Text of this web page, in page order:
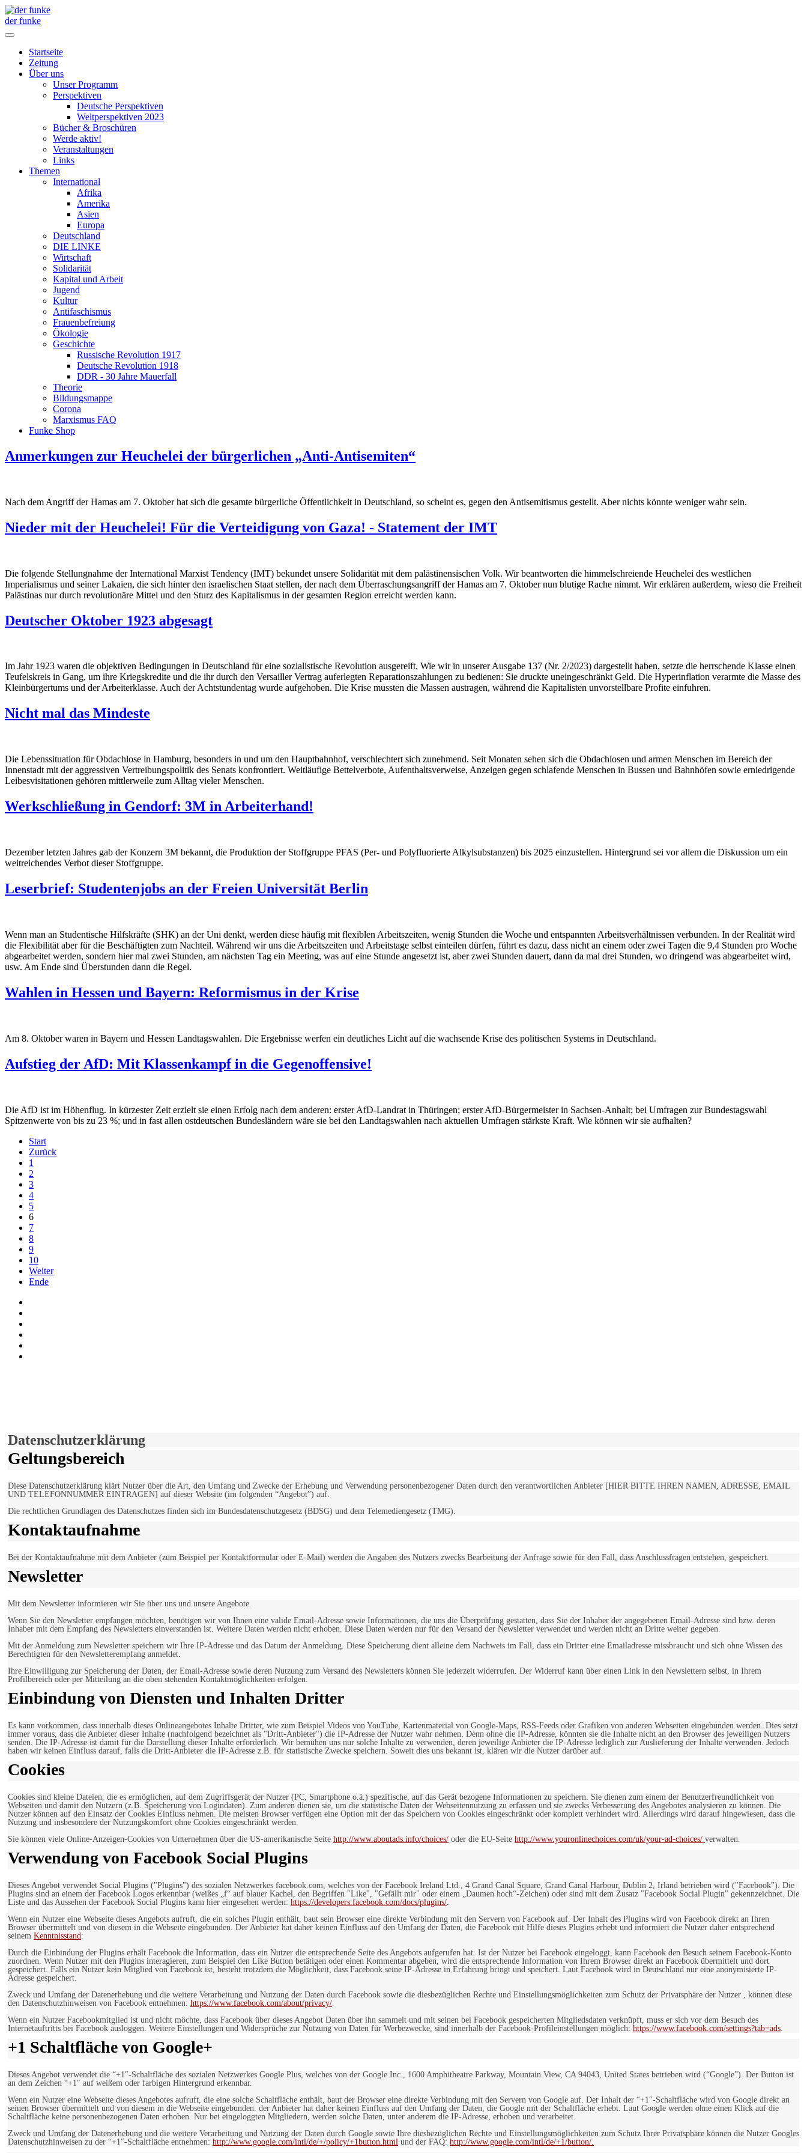
der funke
Startseite
Zeitung
Über uns
Unser Programm
Perspektiven
Deutsche Perspektiven
Weltperspektiven 2023
Bücher & Broschüren
Werde aktiv!
Veranstaltungen
Links
Themen
International
Afrika
Amerika
Asien
Europa
Deutschland
DIE LINKE
Wirtschaft
Solidarität
Kapital und Arbeit
Jugend
Kultur
Antifaschismus
Frauenbefreiung
Ökologie
Geschichte
Russische Revolution 1917
Deutsche Revolution 1918
DDR - 30 Jahre Mauerfall
Theorie
Bildungsmappe
Corona
Marxismus FAQ
Funke Shop
Anmerkungen zur Heuchelei der bürgerlichen „Anti-Antisemiten“
Nach dem Angriff der Hamas am 7. Oktober hat sich die gesamte bürgerliche Öffentlichkeit in Deutschland, so scheint es, gegen den Antisemitismus gestellt. Aber nichts könnte weniger wahr sein.
Nieder mit der Heuchelei! Für die Verteidigung von Gaza! - Statement der IMT
Die folgende Stellungnahme der International Marxist Tendency (IMT) bekundet unsere Solidarität mit dem palästinensischen Volk. Wir beantworten die himmelschreiende Heuchelei des westlichen
Imperialismus und seiner Lakaien, die sich hinter den israelischen Staat stellen, der nach dem Überraschungsangriff der Hamas am 7. Oktober nun blutige Rache nimmt. Wir erklären außerdem, wieso die Freiheit
Palästinas nur durch revolutionäre Mittel und den Sturz des Kapitalismus in der gesamten Region erreicht werden kann.
Deutscher Oktober 1923 abgesagt
Im Jahr 1923 waren die objektiven Bedingungen in Deutschland für eine sozialistische Revolution ausgereift. Wie wir in unserer Ausgabe 137 (Nr. 2/2023) dargestellt haben, setzte die herrschende Klasse einen
Teufelskreis in Gang, um ihre Kriegskredite und die ihr durch den Versailler Vertrag auferlegten Reparationszahlungen zu bedienen: Sie druckte uneingeschränkt Geld. Die Hyperinflation verarmte die Masse des
Kleinbürgertums und der Arbeiterklasse. Auch der Achtstundentag wurde aufgehoben. Die Krise mussten die Massen austragen, während die Kapitalisten unvorstellbare Profite einfuhren.
Nicht mal das Mindeste
Die Lebenssituation für Obdachlose in Hamburg, besonders in und um den Hauptbahnhof, verschlechtert sich zunehmend. Seit Monaten sehen sich die Obdachlosen und armen Menschen im Bereich der
Innenstadt mit der aggressiven Vertreibungspolitik des Senats konfrontiert. Weitläufige Bettelverbote, Aufenthaltsverweise, Anzeigen gegen schlafende Menschen in Bussen und Bahnhöfen sowie erniedrigende
Leibesvisitationen gehören mittlerweile zum Alltag vieler Menschen.
Werkschließung in Gendorf: 3M in Arbeiterhand!
Dezember letzten Jahres gab der Konzern 3M bekannt, die Produktion der Stoffgruppe PFAS (Per- und Polyfluorierte Alkylsubstanzen) bis 2025 einzustellen. Hintergrund sei vor allem die Diskussion um ein
weitreichendes Verbot dieser Stoffgruppe.
Leserbrief: Studentenjobs an der Freien Universität Berlin
Wenn man an Studentische Hilfskräfte (SHK) an der Uni denkt, werden diese häufig mit flexiblen Arbeitszeiten, wenig Stunden die Woche und entspannten Arbeitsverhältnissen verbunden. In der Realität wird
die Flexibilität aber für die Beschäftigten zum Nachteil. Während wir uns die Arbeitszeiten und Arbeitstage selbst einteilen dürfen, führt es dazu, dass nicht an einem oder zwei Tagen die 9,4 Stunden pro Woche
abgearbeitet werden, sondern hier mal zwei Stunden, am nächsten Tag ein Meeting, was auf eine Stunde angesetzt ist, aber zwei Stunden dauert, dann da mal drei Stunden, wo dringend was abgearbeitet wird,
usw. Am Ende sind Überstunden dann die Regel.
Wahlen in Hessen und Bayern: Reformismus in der Krise
Am 8. Oktober waren in Bayern und Hessen Landtagswahlen. Die Ergebnisse werfen ein deutliches Licht auf die wachsende Krise des politischen Systems in Deutschland.
Aufstieg der AfD: Mit Klassenkampf in die Gegenoffensive!
Die AfD ist im Höhenflug. In kürzester Zeit erzielt sie einen Erfolg nach dem anderen: erster AfD-Landrat in Thüringen; erster AfD-Bürgermeister in Sachsen-Anhalt; bei Umfragen zur Bundestagswahl
Spitzenwerte von bis zu 23 %; und in fast allen ostdeutschen Bundesländern wäre sie bei den Landtagswahlen nach aktuellen Umfragen stärkste Kraft. Wie können wir sie aufhalten?
Start
Zurück
1
2
3
4
5
6
7
8
9
10
Weiter
Ende
Datenschutzerklärung
Geltungsbereich
Diese Datenschutzerklärung klärt Nutzer über die Art, den Umfang und Zwecke der Erhebung und Verwendung personenbezogener Daten durch den verantwortlichen Anbieter [HIER BITTE IHREN NAMEN, ADRESSE, EMAIL
UND TELEFONNUMMER EINTRAGEN] auf dieser Website (im folgenden “Angebot”) auf.
Die rechtlichen Grundlagen des Datenschutzes finden sich im Bundesdatenschutzgesetz (BDSG) und dem Telemediengesetz (TMG).
Kontaktaufnahme
Bei der Kontaktaufnahme mit dem Anbieter (zum Beispiel per Kontaktformular oder E-Mail) werden die Angaben des Nutzers zwecks Bearbeitung der Anfrage sowie für den Fall, dass Anschlussfragen entstehen, gespeichert.
Newsletter
Mit dem Newsletter informieren wir Sie über uns und unsere Angebote.
Wenn Sie den Newsletter empfangen möchten, benötigen wir von Ihnen eine valide Email-Adresse sowie Informationen, die uns die Überprüfung gestatten, dass Sie der Inhaber der angegebenen Email-Adresse sind bzw. deren
Inhaber mit dem Empfang des Newsletters einverstanden ist. Weitere Daten werden nicht erhoben. Diese Daten werden nur für den Versand der Newsletter verwendet und werden nicht an Dritte weiter gegeben.
Mit der Anmeldung zum Newsletter speichern wir Ihre IP-Adresse und das Datum der Anmeldung. Diese Speicherung dient alleine dem Nachweis im Fall, dass ein Dritter eine Emailadresse missbraucht und sich ohne Wissen des
Berechtigten für den Newsletterempfang anmeldet.
Ihre Einwilligung zur Speicherung der Daten, der Email-Adresse sowie deren Nutzung zum Versand des Newsletters können Sie jederzeit widerrufen. Der Widerruf kann über einen Link in den Newslettern selbst, in Ihrem
Profilbereich oder per Mitteilung an die oben stehenden Kontaktmöglichkeiten erfolgen.
Einbindung von Diensten und Inhalten Dritter
Es kann vorkommen, dass innerhalb dieses Onlineangebotes Inhalte Dritter, wie zum Beispiel Videos von YouTube, Kartenmaterial von Google-Maps, RSS-Feeds oder Grafiken von anderen Webseiten eingebunden werden. Dies setzt
immer voraus, dass die Anbieter dieser Inhalte (nachfolgend bezeichnet als "Dritt-Anbieter") die IP-Adresse der Nutzer wahr nehmen. Denn ohne die IP-Adresse, könnten sie die Inhalte nicht an den Browser des jeweiligen Nutzers
senden. Die IP-Adresse ist damit für die Darstellung dieser Inhalte erforderlich. Wir bemühen uns nur solche Inhalte zu verwenden, deren jeweilige Anbieter die IP-Adresse lediglich zur Auslieferung der Inhalte verwenden. Jedoch
haben wir keinen Einfluss darauf, falls die Dritt-Anbieter die IP-Adresse z.B. für statistische Zwecke speichern. Soweit dies uns bekannt ist, klären wir die Nutzer darüber auf.
Cookies
Cookies sind kleine Dateien, die es ermöglichen, auf dem Zugriffsgerät der Nutzer (PC, Smartphone o.ä.) spezifische, auf das Gerät bezogene Informationen zu speichern. Sie dienen zum einem der Benutzerfreundlichkeit von
Webseiten und damit den Nutzern (z.B. Speicherung von Logindaten). Zum anderen dienen sie, um die statistische Daten der Webseitennutzung zu erfassen und sie zwecks Verbesserung des Angebotes analysieren zu können. Die
Nutzer können auf den Einsatz der Cookies Einfluss nehmen. Die meisten Browser verfügen eine Option mit der das Speichern von Cookies eingeschränkt oder komplett verhindert wird. Allerdings wird darauf hingewiesen, dass die
Nutzung und insbesondere der Nutzungskomfort ohne Cookies eingeschränkt werden.
Sie können viele Online-Anzeigen-Cookies von Unternehmen über die US-amerikanische Seite http://www.aboutads.info/choices/ oder die EU-Seite http://www.youronlinechoices.com/uk/your-ad-choices/ verwalten.
Verwendung von Facebook Social Plugins
Dieses Angebot verwendet Social Plugins ("Plugins") des sozialen Netzwerkes facebook.com, welches von der Facebook Ireland Ltd., 4 Grand Canal Square, Grand Canal Harbour, Dublin 2, Irland betrieben wird ("Facebook"). Die
Plugins sind an einem der Facebook Logos erkennbar (weißes „f“ auf blauer Kachel, den Begriffen "Like", "Gefällt mir" oder einem „Daumen hoch“-Zeichen) oder sind mit dem Zusatz "Facebook Social Plugin" gekennzeichnet. Die
Liste und das Aussehen der Facebook Social Plugins kann hier eingesehen werden: https://developers.facebook.com/docs/plugins/.
Wenn ein Nutzer eine Webseite dieses Angebots aufruft, die ein solches Plugin enthält, baut sein Browser eine direkte Verbindung mit den Servern von Facebook auf. Der Inhalt des Plugins wird von Facebook direkt an Ihren
Browser übermittelt und von diesem in die Webseite eingebunden. Der Anbieter hat daher keinen Einfluss auf den Umfang der Daten, die Facebook mit Hilfe dieses Plugins erhebt und informiert die Nutzer daher entsprechend
seinem Kenntnisstand:
Durch die Einbindung der Plugins erhält Facebook die Information, dass ein Nutzer die entsprechende Seite des Angebots aufgerufen hat. Ist der Nutzer bei Facebook eingeloggt, kann Facebook den Besuch seinem Facebook-Konto
zuordnen. Wenn Nutzer mit den Plugins interagieren, zum Beispiel den Like Button betätigen oder einen Kommentar abgeben, wird die entsprechende Information von Ihrem Browser direkt an Facebook übermittelt und dort
gespeichert. Falls ein Nutzer kein Mitglied von Facebook ist, besteht trotzdem die Möglichkeit, dass Facebook seine IP-Adresse in Erfahrung bringt und speichert. Laut Facebook wird in Deutschland nur eine anonymisierte IP-
Adresse gespeichert.
Zweck und Umfang der Datenerhebung und die weitere Verarbeitung und Nutzung der Daten durch Facebook sowie die diesbezüglichen Rechte und Einstellungsmöglichkeiten zum Schutz der Privatsphäre der Nutzer , können diese
den Datenschutzhinweisen von Facebook entnehmen: https://www.facebook.com/about/privacy/.
Wenn ein Nutzer Facebookmitglied ist und nicht möchte, dass Facebook über dieses Angebot Daten über ihn sammelt und mit seinen bei Facebook gespeicherten Mitgliedsdaten verknüpft, muss er sich vor dem Besuch des
Internetauftritts bei Facebook ausloggen. Weitere Einstellungen und Widersprüche zur Nutzung von Daten für Werbezwecke, sind innerhalb der Facebook-Profileinstellungen möglich: https://www.facebook.com/settings?tab=ads.
+1 Schaltfläche von Google+
Dieses Angebot verwendet die “+1″-Schaltfläche des sozialen Netzwerkes Google Plus, welches von der Google Inc., 1600 Amphitheatre Parkway, Mountain View, CA 94043, United States betrieben wird (“Google”). Der Button ist
an dem Zeichen “+1″ auf weißem oder farbigen Hintergrund erkennbar.
Wenn ein Nutzer eine Webseite dieses Angebotes aufruft, die eine solche Schaltfläche enthält, baut der Browser eine direkte Verbindung mit den Servern von Google auf. Der Inhalt der “+1″-Schaltfläche wird von Google direkt an
seinen Browser übermittelt und von diesem in die Webseite eingebunden. der Anbieter hat daher keinen Einfluss auf den Umfang der Daten, die Google mit der Schaltfläche erhebt. Laut Google werden ohne einen Klick auf die
Schaltfläche keine personenbezogenen Daten erhoben. Nur bei eingeloggten Mitgliedern, werden solche Daten, unter anderem die IP-Adresse, erhoben und verarbeitet.
Zweck und Umfang der Datenerhebung und die weitere Verarbeitung und Nutzung der Daten durch Google sowie Ihre diesbezüglichen Rechte und Einstellungsmöglichkeiten zum Schutz Ihrer Privatsphäre können die Nutzer Googles
Datenschutzhinweisen zu der “+1″-Schaltfläche entnehmen: http://www.google.com/intl/de/+/policy/+1button.html und der FAQ: http://www.google.com/intl/de/+1/button/.